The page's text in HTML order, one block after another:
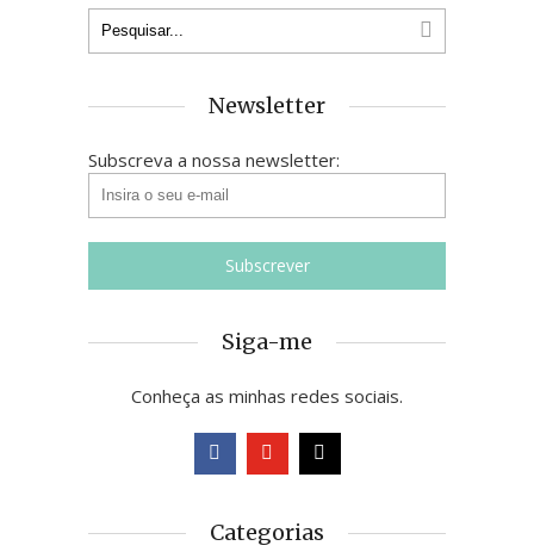
Newsletter
Subscreva a nossa newsletter:
Siga-me
Conheça as minhas redes sociais.
Categorias